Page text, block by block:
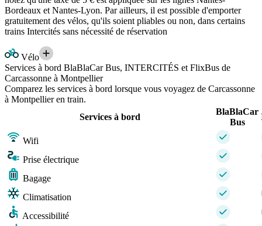
Bordeaux et Nantes-Lyon. Par ailleurs, il est possible d'emporter
gratuitement des vélos, qu'ils soient pliables ou non, dans certains
trains Intercités sans nécessité de réservation
Vélo
Services à bord BlaBlaCar Bus, INTERCITÉS et FlixBus de
Carcassonne à Montpellier
Comparez les services à bord lorsque vous voyagez de Carcassonne
à Montpellier en train.
Services à bord
BlaBlaCar
Bus
Wifi
Prise électrique
Bagage
Climatisation
Accessibilité